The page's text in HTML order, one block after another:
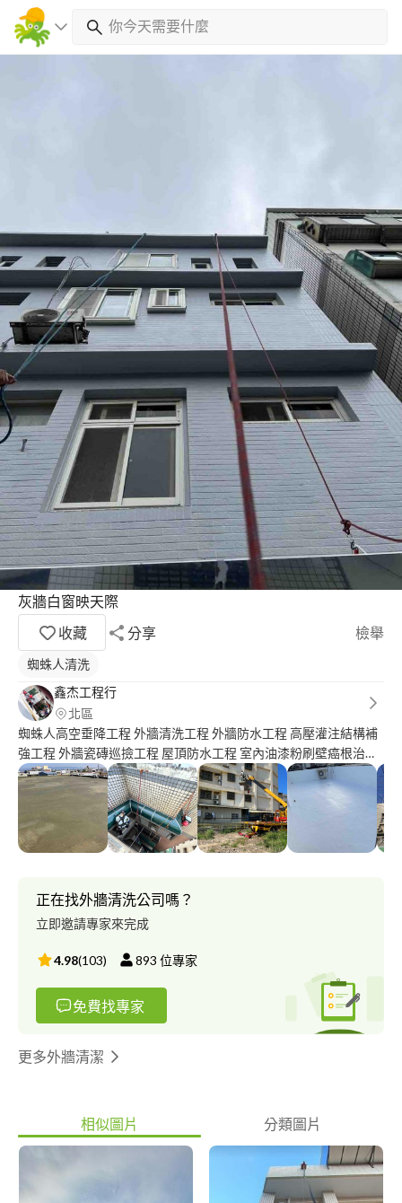
灰牆白窗映天際
收藏
分享 檢舉
蜘蛛人清洗
鑫杰工程行
北區
蜘蛛人高空垂降工程 外牆清洗工程 外牆防水工程 高壓灌注結構補
強工程 外牆瓷磚巡撿工程 屋頂防水工程 室內油漆粉刷壁癌根治工
程
正在找外牆清洗公司嗎？
立即邀請專家來完成
4.98(103) 893 位專家
免費找專家
更多外牆清潔
相似圖片 分類圖片